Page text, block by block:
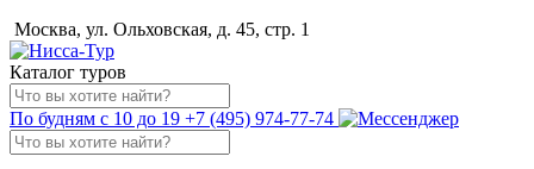
Москва, ул. Ольховская, д. 45, стр. 1
Каталог туров
По будням с 10 до 19 +7 (495) 974-77-74